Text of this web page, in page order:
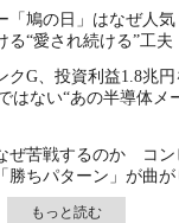
「鳩の日」はなぜ人
る“愛され続ける”工夫
クG、投資利益1.8兆
はない“あの半導体メ
ぜ苦戦するのか コン
勝ちパターン」が曲が
もっと読む